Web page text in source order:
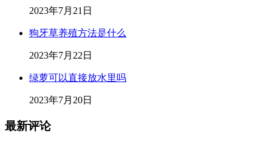
2023年7月21日
狗牙草养殖方法是什么
2023年7月22日
绿萝可以直接放水里吗
2023年7月20日
最新评论